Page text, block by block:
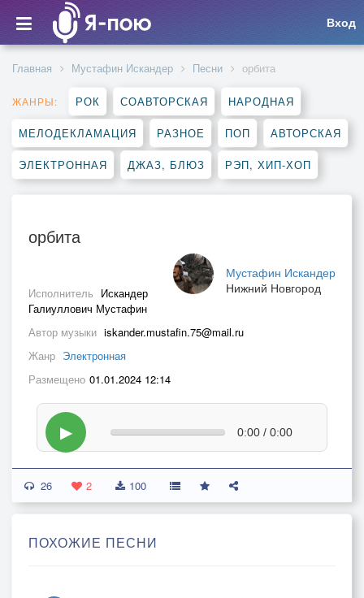
Вход
Главная Мустафин Искандер Песни орбита
ЖАНРЫ: РОК СОАВТОРСКАЯ НАРОДНАЯ
МЕЛОДЕКЛАМАЦИЯ РАЗНОЕ ПОП АВТОРСКАЯ
ЭЛЕКТРОННАЯ ДЖАЗ, БЛЮЗ РЭП, ХИП-ХОП
орбита
Мустафин Искандер
Нижний Новгород
Исполнитель Искандер
Галиуллович Мустафин
Автор музыки iskander.mustafin.75@mail.ru
Жанр Электронная
Размещено 01.01.2024 12:14
▶ 0:00 / 0:00
26 2 100
ПОХОЖИЕ ПЕСНИ